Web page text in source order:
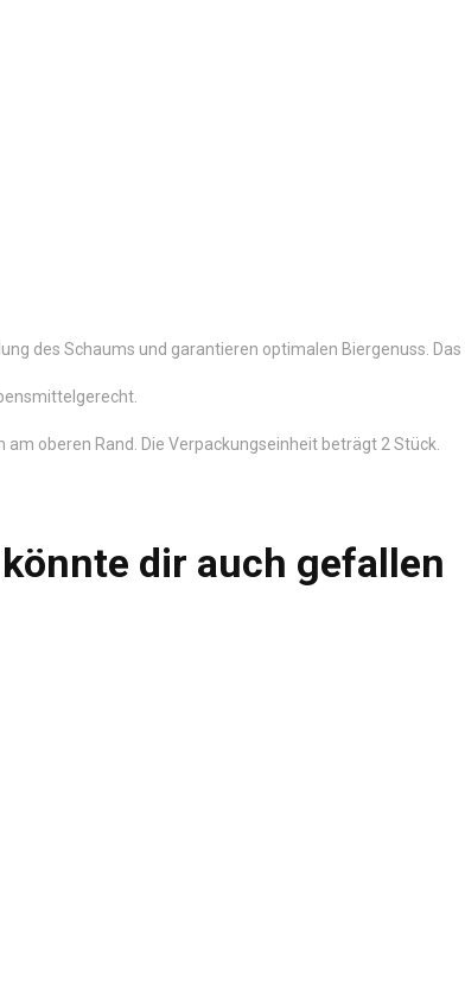
des Schaums und garantieren optimalen Biergenuss.
oberen Rand. Die Verpackungseinheit beträgt 2 Stück.
könnte dir auch gefallen